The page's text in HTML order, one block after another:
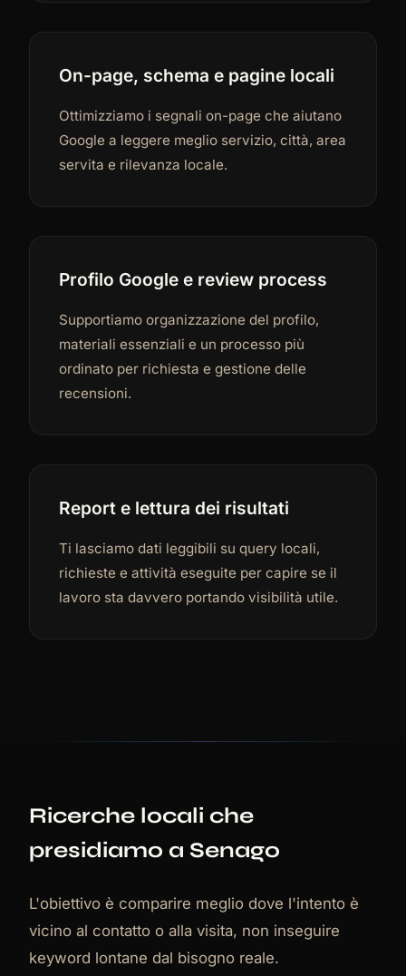
On-page, schema e pagine locali
Ottimizziamo i segnali on-page che aiutano
Google a leggere meglio servizio, città, area
servita e rilevanza locale.
Profilo Google e review process
Supportiamo organizzazione del profilo,
materiali essenziali e un processo più
ordinato per richiesta e gestione delle
recensioni.
Report e lettura dei risultati
Ti lasciamo dati leggibili su query locali,
richieste e attività eseguite per capire se il
lavoro sta davvero portando visibilità utile.
Ricerche locali che
presidiamo a Senago
L'obiettivo è comparire meglio dove l'intento è
vicino al contatto o alla visita, non inseguire
keyword lontane dal bisogno reale.